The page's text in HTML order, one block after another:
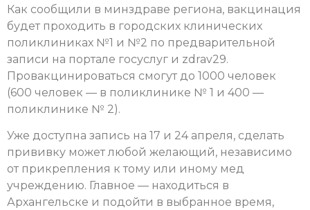
Как сообщили в минздраве региона, вакцинация
будет проходить в городских клинических
поликлиниках №1 и №2 по предварительной
записи на портале госуслуг и zdrav29.
Провакцинироваться смогут до 1000 человек
(600 человек — в поликлинике № 1 и 400 —
поликлинике № 2).
Уже доступна запись на 17 и 24 апреля, сделать
прививку может любой желающий, независимо
от прикрепления к тому или иному мед
учреждению. Главное — находиться в
Архангельске и подойти в выбранное время,